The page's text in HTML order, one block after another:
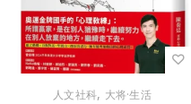
人文社科, 大将·生活